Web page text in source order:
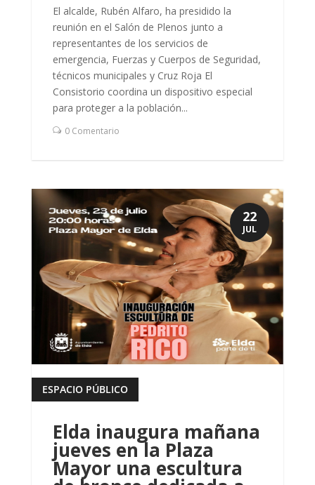
El alcalde, Rubén Alfaro, ha presidido la
reunión en el Salón de Plenos junto a
representantes de los servicios de
emergencia, Fuerzas y Cuerpos de Seguridad,
técnicos municipales y Cruz Roja El
Consistorio coordina un dispositivo especial
para proteger a la población...
0 Comentario
leer más
Elda inaugura mañana
jueves en la Plaza
Mayor una escultura
ESPACIO PÚBLICO
22
JUL